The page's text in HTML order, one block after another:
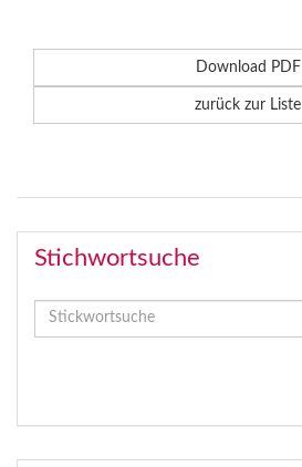
Download PDF
zurück zur Liste
Stichwortsuche